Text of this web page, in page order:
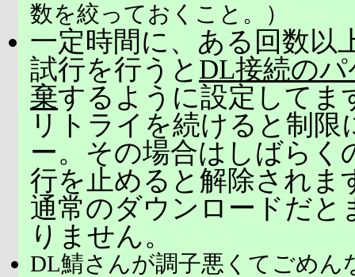
数を絞っておくこと。）
一定時間に、ある回数以
試行を行うと DL接続の
棄するように設定してま
リトライを続けると制限
ー。その場合はしばらく
行を止めると解除されま
通常のダウンロードだと
りません。
DL鯖さんが調子悪くてごめん